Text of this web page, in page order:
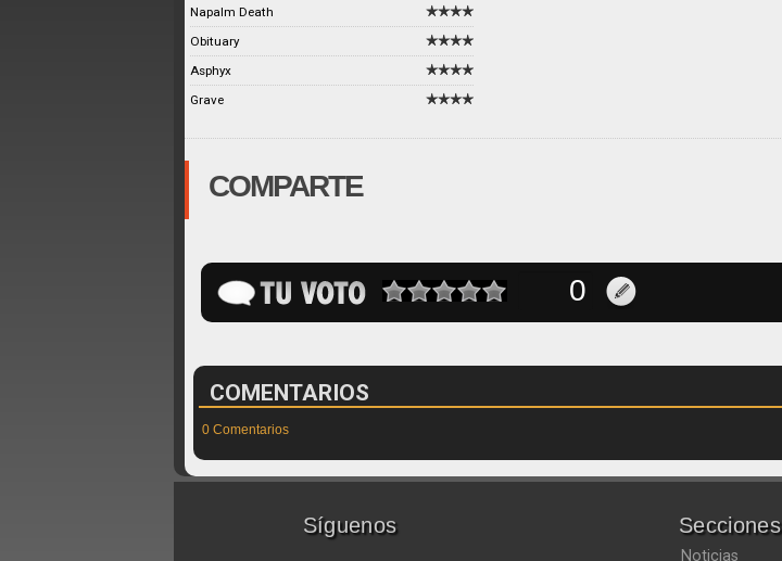
Napalm Death
Obituary
Asphyx
Grave
COMPARTE
COMENTARIOS
0 Comentarios
Síguenos Secciones
Noticias